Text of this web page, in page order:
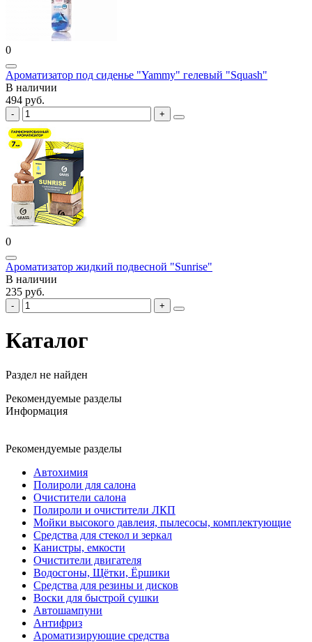
0
Ароматизатор под сиденье "Yammy" гелевый "Squash"
В наличии
494 руб.
0
Ароматизатор жидкий подвесной "Sunrise"
В наличии
235 руб.
Каталог
Раздел не найден
Рекомендуемые разделы
Информация
Рекомендуемые разделы
Автохимия
Полироли для салона
Очистители салона
Полироли и очистители ЛКП
Мойки высокого давлеия, пылесосы, комплектующие
Средства для стекол и зеркал
Канистры, емкости
Очистители двигателя
Водосгоны, Щётки, Ёршики
Средства для резины и дисков
Воски для быстрой сушки
Автошампуни
Антифриз
Ароматизирующие средства